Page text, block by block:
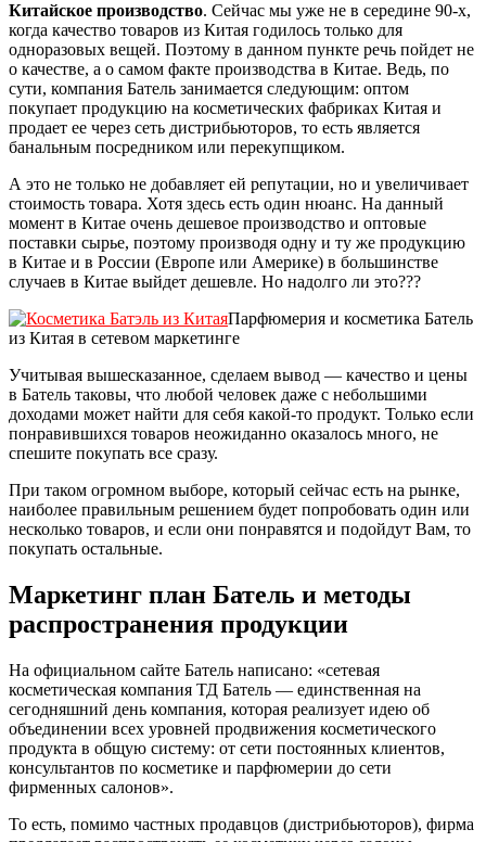
Китайское производство. Сейчас мы уже не в середине 90-х,
когда качество товаров из Китая годилось только для
одноразовых вещей. Поэтому в данном пункте речь пойдет не
о качестве, а о самом факте производства в Китае. Ведь, по
сути, компания Батель занимается следующим: оптом
покупает продукцию на косметических фабриках Китая и
продает ее через сеть дистрибьюторов, то есть является
банальным посредником или перекупщиком.
А это не только не добавляет ей репутации, но и увеличивает
стоимость товара. Хотя здесь есть один нюанс. На данный
момент в Китае очень дешевое производство и оптовые
поставки сырье, поэтому производя одну и ту же продукцию
в Китае и в России (Европе или Америке) в большинстве
случаев в Китае выйдет дешевле. Но надолго ли это???
Парфюмерия и косметика Батель
из Китая в сетевом маркетинге
Учитывая вышесказанное, сделаем вывод — качество и цены
в Батель таковы, что любой человек даже с небольшими
доходами может найти для себя какой-то продукт. Только если
понравившихся товаров неожиданно оказалось много, не
спешите покупать все сразу.
При таком огромном выборе, который сейчас есть на рынке,
наиболее правильным решением будет попробовать один или
несколько товаров, и если они понравятся и подойдут Вам, то
покупать остальные.
Маркетинг план Батель и методы
распространения продукции
На официальном сайте Батель написано: «сетевая
косметическая компания ТД Батель — единственная на
сегодняшний день компания, которая реализует идею об
объединении всех уровней продвижения косметического
продукта в общую систему: от сети постоянных клиентов,
консультантов по косметике и парфюмерии до сети
фирменных салонов».
То есть, помимо частных продавцов (дистрибьюторов), фирма